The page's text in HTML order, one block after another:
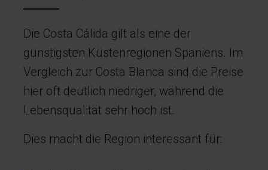
Die Costa Cálida gilt als eine der
günstigsten Küstenregionen Spaniens. Im
Vergleich zur Costa Blanca sind die Preise
hier oft deutlich niedriger, während die
Lebensqualität sehr hoch ist.
Dies macht die Region interessant für: